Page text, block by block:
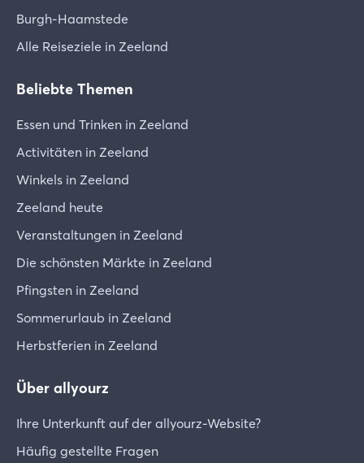
Burgh-Haamstede
Alle Reiseziele in Zeeland
Beliebte Themen
Essen und Trinken in Zeeland
Activitäten in Zeeland
Winkels in Zeeland
Zeeland heute
Veranstaltungen in Zeeland
Die schönsten Märkte in Zeeland
Pfingsten in Zeeland
Sommerurlaub in Zeeland
Herbstferien in Zeeland
Über allyourz
Ihre Unterkunft auf der allyourz-Website?
Häufig gestellte Fragen